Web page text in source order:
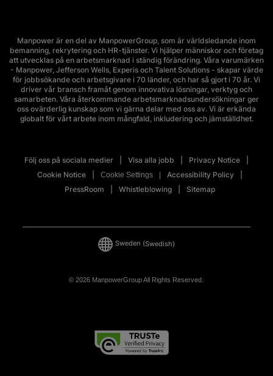
Manpower är en del av ManpowerGroup, som är världsledande inom
bemanning, rekrytering och HR-tjänster. Vi hjälper människor och företag
att utvecklas på en arbetsmarknad i ständig förändring. Våra varumärken
- Manpower, Jefferson Wells, Experis och Talent Solutions - skapar värde
för jobbsökande och arbetsgivare i 70 länder, och har så gjort i 70 år. Vi
driver vår bransch framåt genom innovativa lösningar, verktyg och
samarbeten. Våra återkommande arbetsmarknadsundersökningar ger
oss ovärderlig kunskap som vi gärna delar med oss av. Vi är erkända
globalt för vårt arbete inom mångfald, inkludering och jämställdhet.
Följ oss på sociala medier Visa alla jobb
Privacy Notice
Cookie Notice
Cookie Settings
Accessibility Policy
PressRoom
Whistleblowing Sitemap
© 2026 ManpowerGroup All Rights Reserved.
Sweden (Swedish)